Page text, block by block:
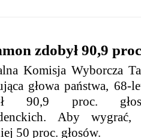
zdobył 90,9
Komisja Wyborcza
głowa państwa, 68-
90,9 proc.
Aby wygrać,
50 proc. głosów.